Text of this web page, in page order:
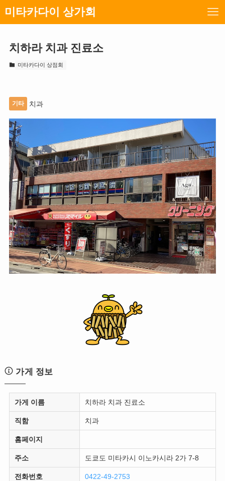
미타카다이 상가회
치하라 치과 진료소
미타카다이 상점회
기타 치과
가게 정보
가게 이름 치하라 치과 진료소
직함 치과
홈페이지
주소 도쿄도 미타카시 이노카시라 2가 7-8
전화번호 0422-49-2753